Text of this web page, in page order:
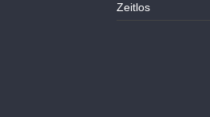
Zeitlos